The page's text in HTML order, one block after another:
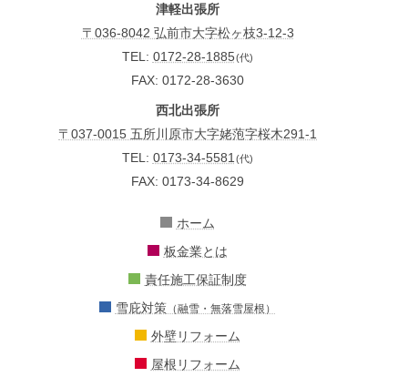
津軽出張所
〒036-8042 弘前市大字松ヶ枝3-12-3
TEL: 0172-28-1885(代)
FAX: 0172-28-3630
西北出張所
〒037-0015 五所川原市大字姥萢字桜木291-1
TEL: 0173-34-5581(代)
FAX: 0173-34-8629
ホーム
板金業とは
責任施工保証制度
雪庇対策 （融雪・無落雪屋根）
外壁リフォーム
屋根リフォーム